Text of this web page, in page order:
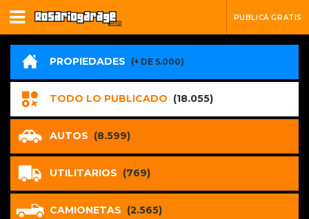
PUBLICÁ GRATIS
PROPIEDADES (+ DE 5.000)
TODO LO PUBLICADO (18.055)
AUTOS (8.599)
UTILITARIOS (769)
CAMIONETAS (2.565)